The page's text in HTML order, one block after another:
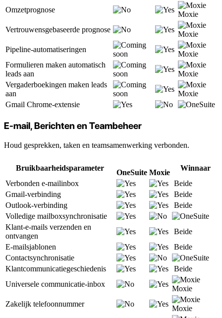
Omzetprognose
Moxie
Vertrouwensgebaseerde prognose
Moxie
Pipeline-automatiseringen
Moxie
Formulieren maken automatisch
leads aan
Moxie
Vergaderboekingen maken leads
aan
Moxie
Gmail Chrome-extensie
E-mail, Berichten en Teambeheer
Houd gesprekken, taken en teamsamenwerking verbonden.
Bruikbaarheidsparameter
OneSuite Moxie
Winnaar
Verbonden e-mailinbox
Beide
Gmail-verbinding
Beide
Outlook-verbinding
Beide
Volledige mailboxsynchronisatie
Klant-e-mails verzenden en
ontvangen
Beide
E-mailsjablonen
Beide
Contactsynchronisatie
Klantcommunicatiegeschiedenis
Beide
Universele communicatie-inbox
Moxie
Zakelijk telefoonnummer
Moxie